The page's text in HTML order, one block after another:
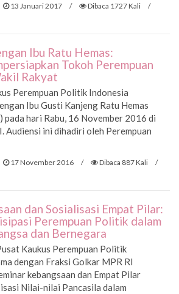
13 Januari 2017 / Dibaca 1727 Kali
/
Ibu Ratu Hemas:
Tokoh Perempuan
Rakyat
Perempuan Politik Indonesia
Ibu Gusti Kanjeng Ratu Hemas
pada hari Rabu, 16 November 2016 di
Audiensi ini dihadiri oleh Perempuan
17 November 2016 / Dibaca 887 Kali
/
dan Sosialisasi Empat Pilar:
Perempuan Politik dalam
dan Bernegara
Kaukus Perempuan Politik
dengan Fraksi Golkar MPR RI
kebangsaan dan Empat Pilar
Nilai-nilai Pancasila dalam